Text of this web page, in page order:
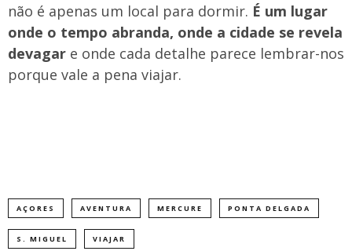
não é apenas um local para dormir. É um lugar
onde o tempo abranda, onde a cidade se revela
devagar e onde cada detalhe parece lembrar-nos
porque vale a pena viajar.
AÇORES AVENTURA MERCURE PONTA DELGADA
S. MIGUEL VIAJAR